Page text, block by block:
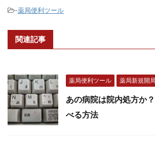
-薬局便利ツール
関連記事
薬局便利ツール 薬局新規開局
あの病院は院内処方か
べる方法